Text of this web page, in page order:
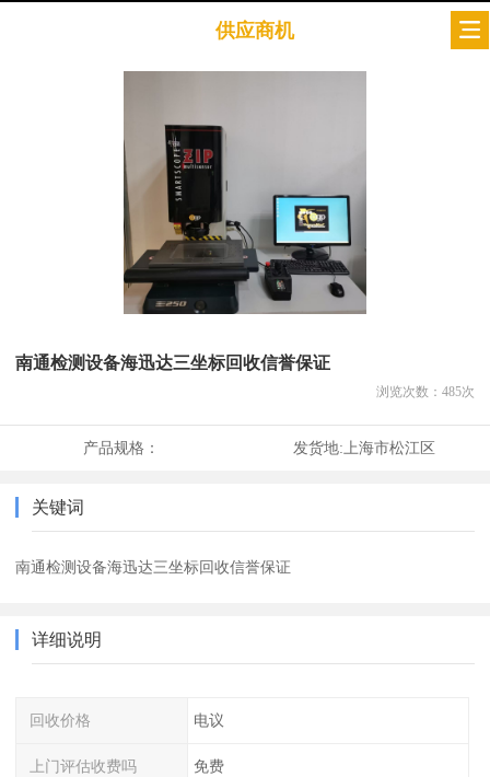
供应商机
南通检测设备海迅达三坐标回收信誉保证
浏览次数： 485次
产品规格： 发货地:上海市松江区
关键词
南通检测设备海迅达三坐标回收信誉保证
详细说明
回收价格 电议
上门评估收费吗 免费